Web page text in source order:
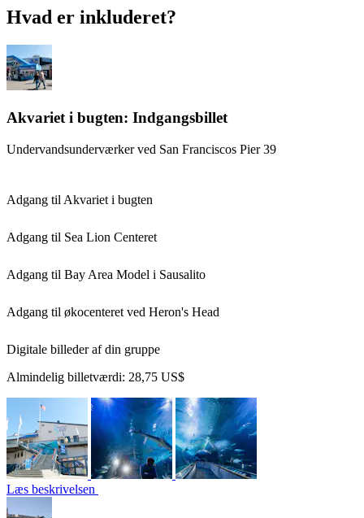
Hvad er inkluderet?
Akvariet i bugten: Indgangsbillet
Undervandsunderværker ved San Franciscos Pier 39
Adgang til Akvariet i bugten
Adgang til Sea Lion Centeret
Adgang til Bay Area Model i Sausalito
Adgang til økocenteret ved Heron's Head
Digitale billeder af din gruppe
Almindelig billetværdi: 28,75 US$
Læs beskrivelsen